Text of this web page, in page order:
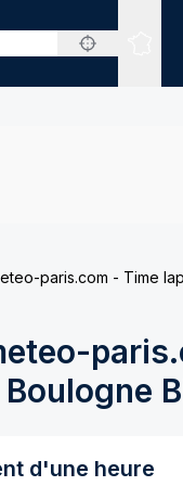
paris.com - Time
d'une heure